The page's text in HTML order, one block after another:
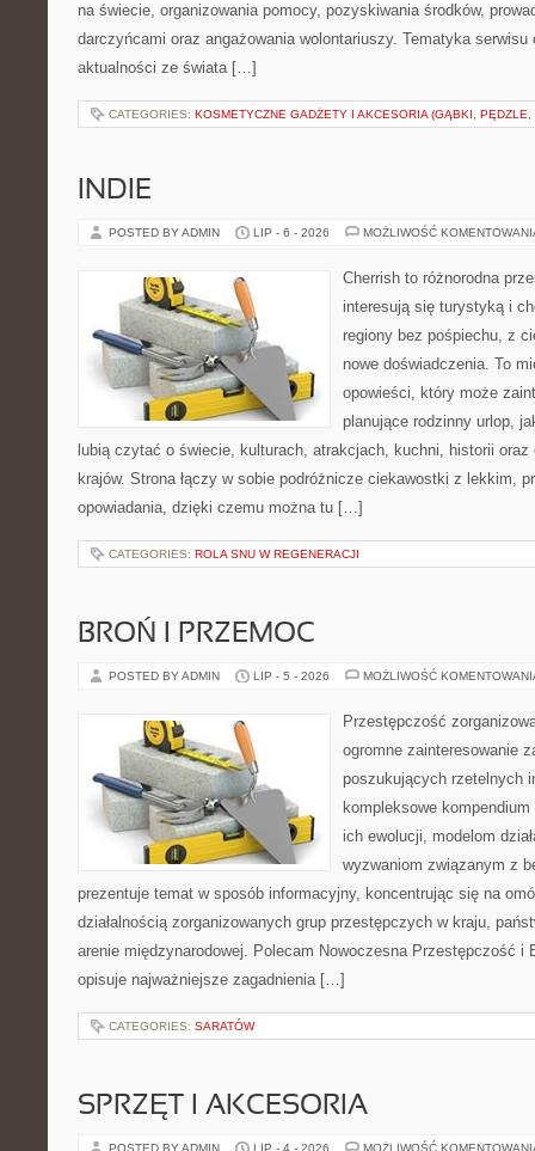
na świecie, organizowania pomocy, pozyskiwania środków,
darczyńcami oraz angażowania wolontariuszy. Tematyka
aktualności ze świata […]
CATEGORIES: KOSMETYCZNE GADŻETY I AKCESORIA (GĄBKI, PĘDZLE,
INDIE
POSTED BY ADMIN LIP - 6 - 2026 MOŻLIWOŚĆ
Cherrish to różnorodna
interesują się turystyką i
regiony bez pośpiechu, z
nowe doświadczenia. To
opowieści, który może
planujące rodzinny urlop,
lubią czytać o świecie, kulturach, atrakcjach, kuchni, historii
krajów. Strona łączy w sobie podróżnicze ciekawostki z lekkim,
opowiadania, dzięki czemu można tu […]
CATEGORIES: ROLA SNU W REGENERACJI
BROŃ I PRZEMOC
POSTED BY ADMIN LIP - 5 - 2026 MOŻLIWOŚĆ
Przestępczość
ogromne zainteresowanie
poszukujących rzetelnych
kompleksowe
ich ewolucji, modelom
wyzwaniom związanym z
prezentuje temat w sposób informacyjny, koncentrując się na
działalnością zorganizowanych grup przestępczych w kraju,
arenie międzynarodowej. Polecam Nowoczesna Przestępczość i
opisuje najważniejsze zagadnienia […]
CATEGORIES: SARATÓW
SPRZĘT I AKCESORIA
POSTED BY ADMIN LIP - 4 - 2026 MOŻLIWOŚĆ